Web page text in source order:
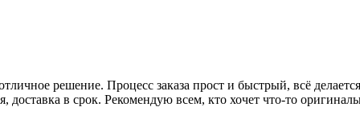
решение. Процесс заказа прост и быстрый, всё
в срок. Рекомендую всем, кто хочет что-то